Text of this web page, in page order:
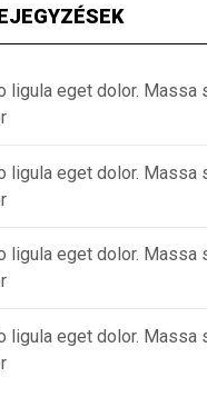
ligula eget dolor. Massa
ligula eget dolor. Massa
ligula eget dolor. Massa
ligula eget dolor. Massa